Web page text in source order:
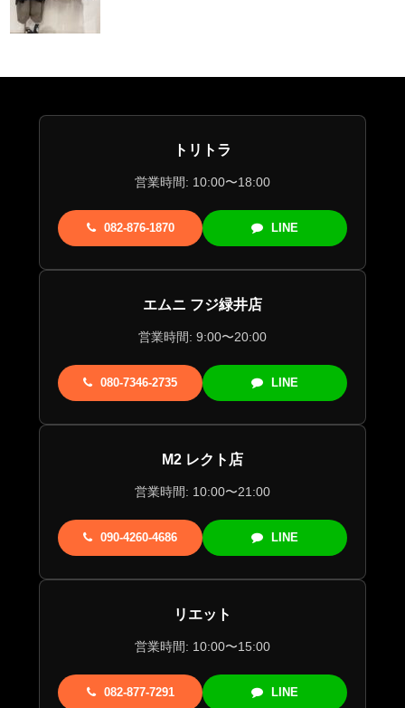
トリトラ
営業時間: 10:00〜18:00
082-876-1870 LINE
エムニ フジ緑井店
営業時間: 9:00〜20:00
080-7346-2735 LINE
M2 レクト店
営業時間: 10:00〜21:00
090-4260-4686 LINE
リエット
営業時間: 10:00〜15:00
082-877-7291 LINE